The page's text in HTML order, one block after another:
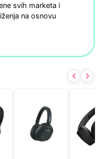
svih marketa i
na osnovu